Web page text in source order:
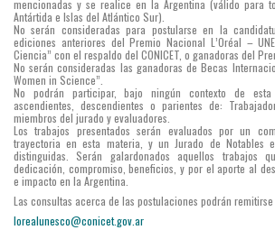
mencionadas y se realice en la Argentina (válido para
Antártida e Islas del Atlántico Sur).
No serán consideradas para postularse en la
ediciones anteriores del Premio Nacional L’Oréal –
Ciencia” con el respaldo del CONICET, o ganadoras del
No serán consideradas las ganadoras de Becas
Women in Science”.
No podrán participar, bajo ningún contexto de
ascendientes, descendientes o parientes de:
miembros del jurado y evaluadores.
Los trabajos presentados serán evaluados por un
trayectoria en esta materia, y un Jurado de Notables
distinguidas. Serán galardonados aquellos trabajos
dedicación, compromiso, beneficios, y por el aporte al
e impacto en la Argentina.
Las consultas acerca de las postulaciones podrán
lorealunesco@conicet.gov.ar